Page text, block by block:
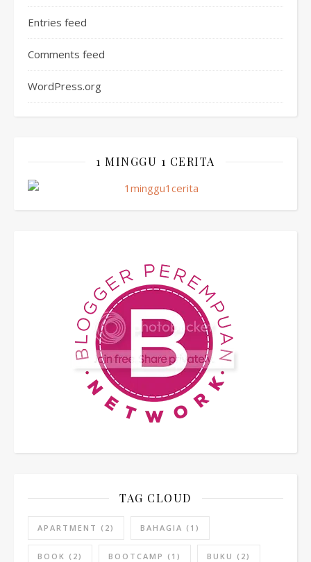
Entries feed
Comments feed
WordPress.org
1 MINGGU 1 CERITA
TAG CLOUD
APARTMENT (2) BAHAGIA (1)
BOOK (2) BOOTCAMP (1) BUKU (2)